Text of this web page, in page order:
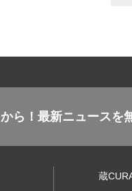
ら！ 最新ニュースを
蔵